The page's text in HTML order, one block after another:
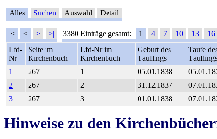
Alles Suchen Auswahl Detail
|< < > >| 3380 Einträge gesamt: 1 4 7 10 13
16
Lfd-
Nr
Seite im
Kirchenbuch
Lfd-Nr im
Kirchenbuch
Geburt des
Täuflings
Taufe
Täuflings
1
267 1 05.01.1838
2
267 2 31.12.1837
3
267 3 01.01.1838
Hinweise zu den